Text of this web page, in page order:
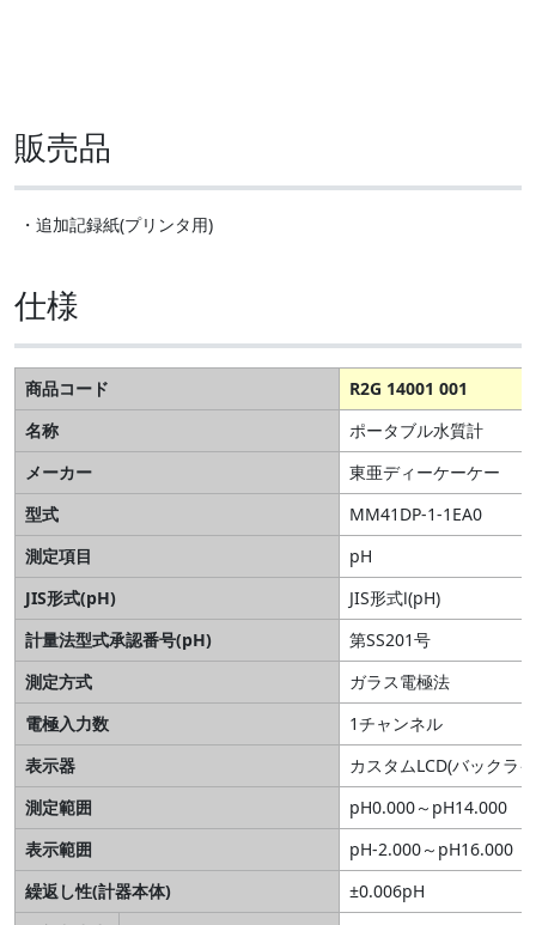
販売品
・追加記録紙(プリンタ用)
仕様
商品コード
R2G 14001 001
名称
ポータブル水質計
メーカー
東亜ディーケーケー
型式
MM41DP-1-1EA0
測定項目
pH
JIS形式(pH)
JIS形式Ⅰ(pH)
計量法型式承認番号(pH)
第SS201号
測定方式
ガラス電極法
電極入力数
1チャンネル
表示器
カスタムLCD(バックラ
測定範囲
pH0.000～pH14.000
表示範囲
pH-2.000～pH16.000
繰返し性(計器本体)
±0.006pH